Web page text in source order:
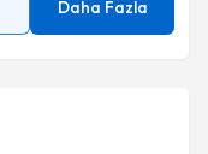
Daha Fazla